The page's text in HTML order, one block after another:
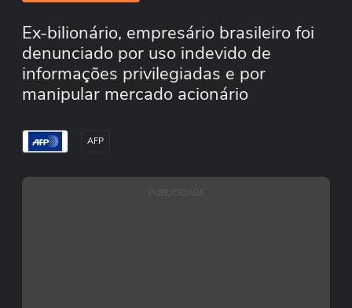
Ex-bilionário, empresário brasileiro foi
denunciado por uso indevido de
informações privilegiadas e por
manipular mercado acionário
AFP
PUBLICIDADE